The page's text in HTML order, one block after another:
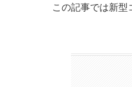
この記事では新型